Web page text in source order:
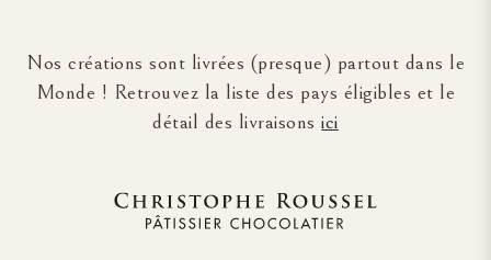
Nos créations sont livrées (presque) partout dans le
Monde ! Retrouvez la liste des pays éligibles et le
détail des livraisonsici